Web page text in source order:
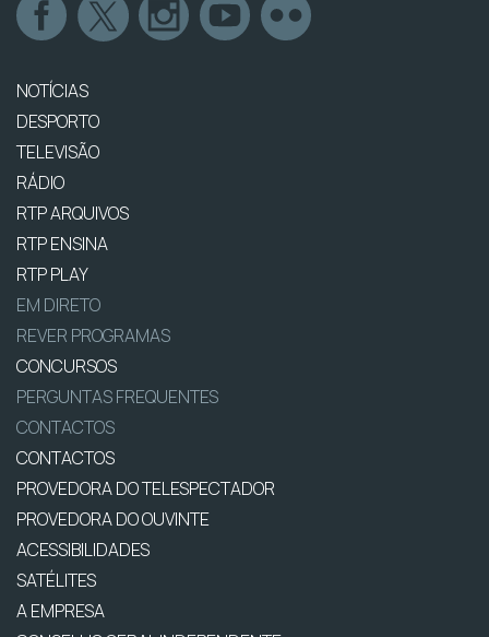
NOTÍCIAS
DESPORTO
TELEVISÃO
RÁDIO
RTP ARQUIVOS
RTP ENSINA
RTP PLAY
EM DIRETO
REVER PROGRAMAS
CONCURSOS
PERGUNTAS FREQUENTES
CONTACTOS
CONTACTOS
PROVEDORA DO TELESPECTADOR
PROVEDORA DO OUVINTE
ACESSIBILIDADES
SATÉLITES
A EMPRESA